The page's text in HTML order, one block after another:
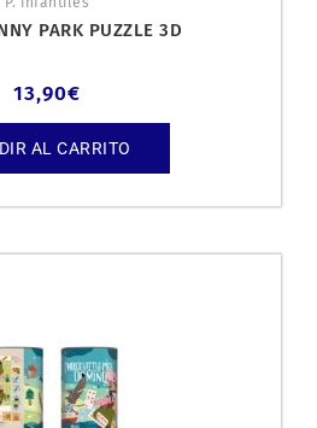
PARK PUZZLE 3D
13,90€
AL CARRITO